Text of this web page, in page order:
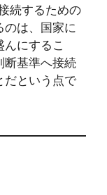
続するための
のは、国家に
にするこ
断基準へ接続
だという点で